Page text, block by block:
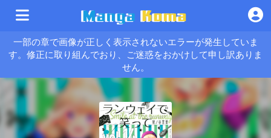
一部の章で画像が正しく表示されないエラーが発生していま
す。修正に取り組んでおり、ご迷惑をおかけして申し訳ありま
せん。